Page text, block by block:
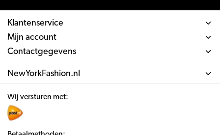
Klantenservice
Mijn account
Contactgegevens
NewYorkFashion.nl
Wij versturen met: